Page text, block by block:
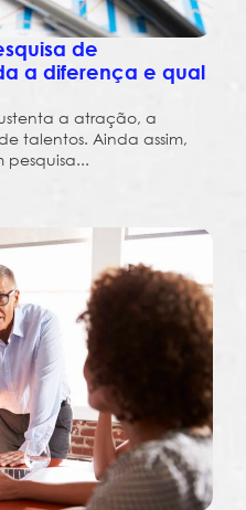
de
a diferença e qual
a atração, a
talentos. Ainda assim,
pesquisa...